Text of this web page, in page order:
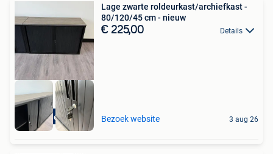
Gratis levering
Lage zwarte roldeurkast/archiefkast -
80/120/45 cm - nieuw
€ 225,00 Details
Bezoek website 3 aug 26